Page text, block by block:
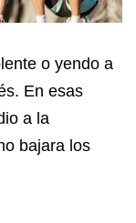
o yendo a
En esas
a la
bajara los